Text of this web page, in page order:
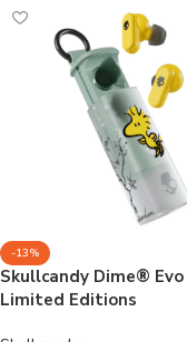
-13%
Skullcandy Dime® Evo
Limited Editions